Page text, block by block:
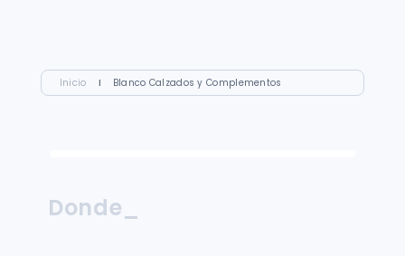
Inicio I Blanco Calzados y Complementos
Donde_